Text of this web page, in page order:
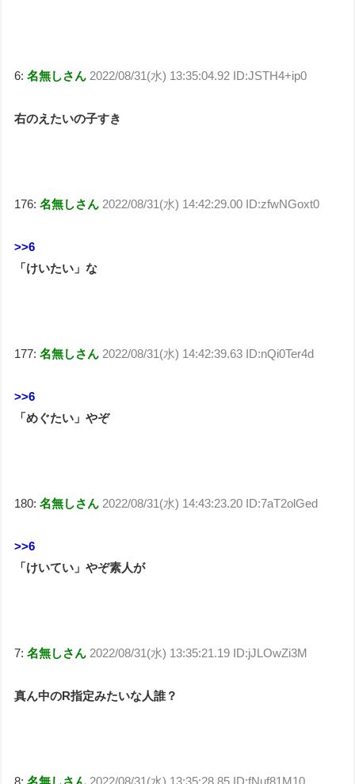
6:名無しさん 2022/08/31(水) 13:35:04.92 ID:JSTH4+ip0
右のえたいの子すき
176:名無しさん 2022/08/31(水) 14:42:29.00 ID:zfwNGoxt0
>>6
「けいたい」な
177:名無しさん 2022/08/31(水) 14:42:39.63 ID:nQi0Ter4d
>>6
「めぐたい」やぞ
180:名無しさん 2022/08/31(水) 14:43:23.20 ID:7aT2olGed
>>6
「けいてい」やぞ素人が
7:名無しさん 2022/08/31(水) 13:35:21.19 ID:jJLOwZi3M
真ん中のR指定みたいな人誰？